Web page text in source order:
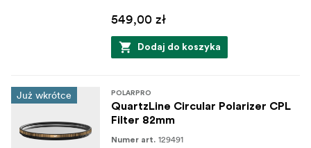
549,00 zł
Dodaj do koszyka
Już wkrótce POLARPRO
QuartzLine Circular Polarizer CPL
Filter 82mm
Numer art. 129491